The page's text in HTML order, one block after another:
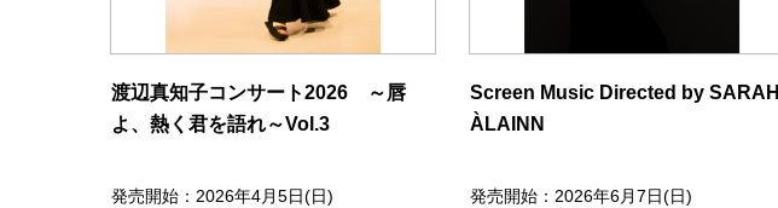
渡辺真知子コンサート2026 ～唇
よ、熱く君を語れ～Vol.3
発売開始：2026年4月5日(日)
Screen Music Directed by SARAH
ÀLAINN
発売開始：2026年6月7日(日)